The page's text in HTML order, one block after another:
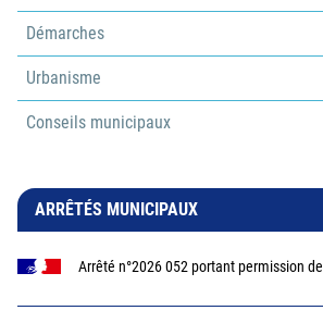
Démarches
Urbanisme
Conseils municipaux
ARRÊTÉS MUNICIPAUX
Arrêté n°2026 052 portant permission